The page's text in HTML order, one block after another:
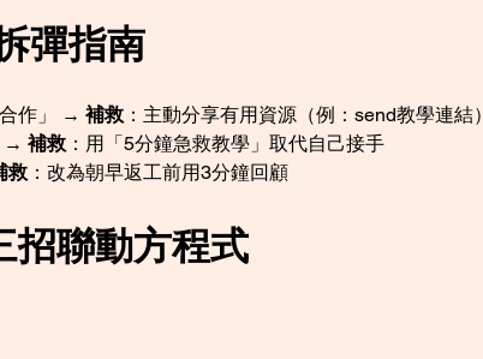
彈指南
作」 → 補救 ：主動分享有用資源（例：send教學連結）
→ 補救 ：用「5分鐘急救教學」取代自己接手
救 ：改為朝早返工前用3分鐘回顧
招聯動方程式